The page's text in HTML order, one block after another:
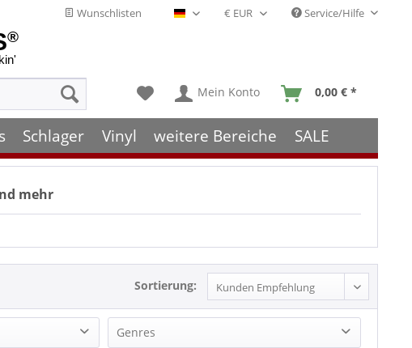
Wunschlisten Deutsch - DE Service/Hilfe
®
Mein Konto 0,00 € *
Schlager Vinyl weitere Bereiche SALE
mehr
Sortierung:
Genres